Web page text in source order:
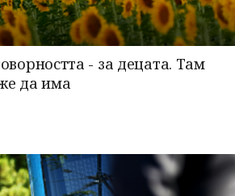
- за децата. Там
да има